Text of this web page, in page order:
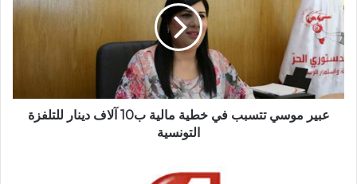
عبير موسي تتسبب في خطية مالية ب10 آلاف دينار للتلفزة
التونسية